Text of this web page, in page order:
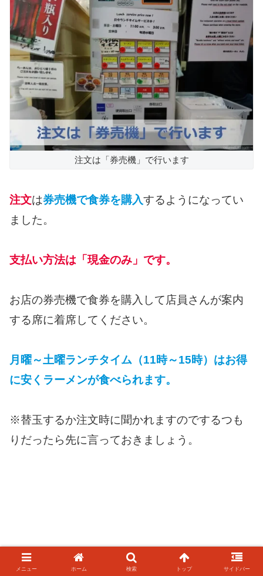
注文は「券売機」で行います
注文は券売機で食券を購入するようになってい
ました。
支払い方法は「現金のみ」です。
お店の券売機で食券を購入して店員さんが案内
する席に着席してください。
月曜～土曜ランチタイム（11時～15時）はお得
に安くラーメンが食べられます。
※替玉するか注文時に聞かれますのでするつも
りだったら先に言っておきましょう。
メニュー ホーム 検索 トップ サイドバー